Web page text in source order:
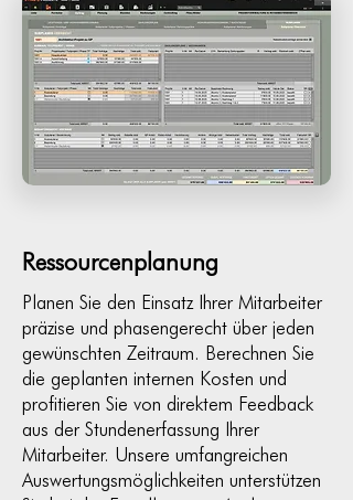
Ressourcenplanung
Planen Sie den Einsatz Ihrer Mitarbeiter
präzise und phasengerecht über jeden
gewünschten Zeitraum. Berechnen Sie
die geplanten internen Kosten und
profitieren Sie von direktem Feedback
aus der Stundenerfassung Ihrer
Mitarbeiter. Unsere umfangreichen
Auswertungsmöglichkeiten unterstützen